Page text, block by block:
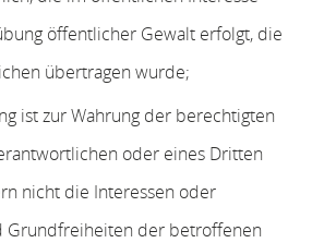
öffentlicher Gewalt erfolgt, die
übertragen wurde;
ist zur Wahrung der berechtigten
oder eines Dritten
nicht die Interessen oder
Grundfreiheiten der betroffenen